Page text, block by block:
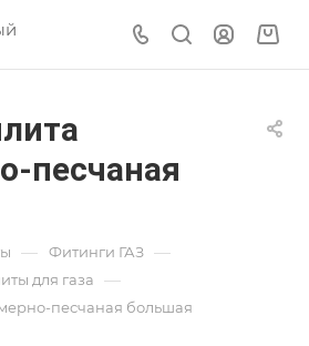
песчаная
— Фитинги ГАЗ —
для газа —
песчаная большая